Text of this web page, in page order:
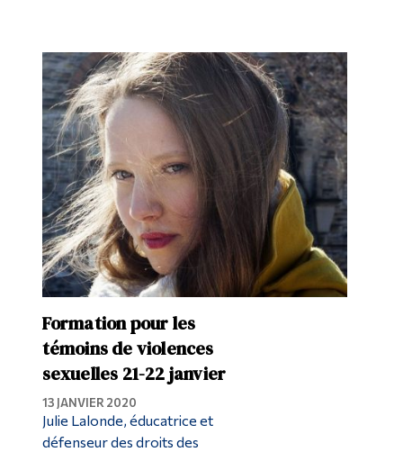
Formation pour les
témoins de violences
sexuelles 21-22 janvier
13 JANVIER 2020
Julie Lalonde, éducatrice et
défenseur des droits des